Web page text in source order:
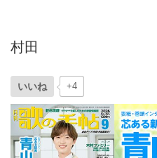
村田
いいね +4